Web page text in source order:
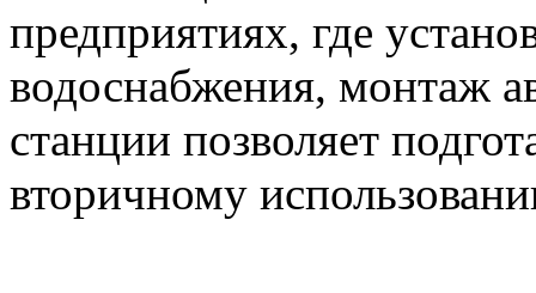
предприятиях, где
водоснабжения, монтаж
станции позволяет
вторичному